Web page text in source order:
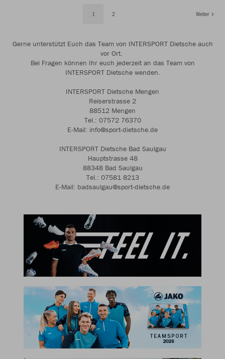
1 2 Weiter
Gerne unterstützt Euch das Team von INTERSPORT Dietsche auch
vor Ort.
Bei Fragen können Ihr euch jederzeit an das Team von
INTERSPORT Dietsche wenden.
INTERSPORT Dietsche Mengen
Reiserstrasse 2
88512 Mengen
Tel.: 07572 76370
E-Mail: info@sport-dietsche.de
INTERSPORT Dietsche Bad Saulgau
Hauptstrasse 48
88348 Bad Saulgau
Tel.: 07581 8213
E-Mail: badsaulgau@sport-dietsche.de